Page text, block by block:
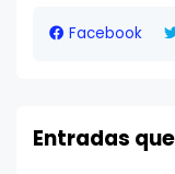
Facebook
Entradas